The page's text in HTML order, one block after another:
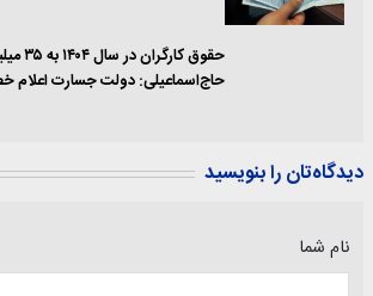
حقوق
حاج‌اسماعیلی: دولت جسارت اعلام
دیدگاه‌تان را بنویسید
نام شما